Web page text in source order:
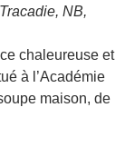
NB,
chaleureuse et
à l’Académie
maison, de